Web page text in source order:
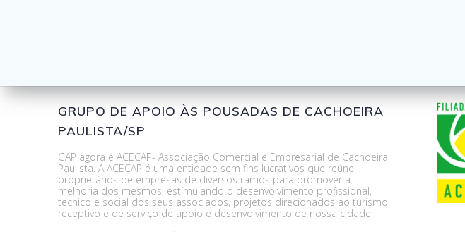
GRUPO DE APOIO ÀS POUSADAS DE CACHOEIRA
PAULISTA/SP
GAP agora é ACECAP- Associação Comercial e Empresarial de Cachoeira
Paulista. A ACECAP é uma entidade sem fins lucrativos que reúne
proprietários de empresas de diversos ramos para promover a
melhoria dos mesmos, estímulando o desenvolvimento profissional,
tecnico e social dos seus associados, projetos direcionados ao turismo
receptivo e de serviço de apoio e desenvolvimento de nossa cidade.